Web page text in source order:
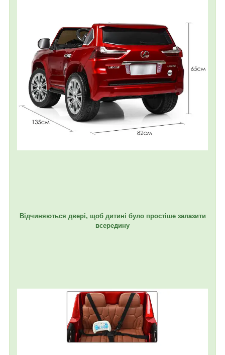
Відчиняються двері, щоб дитині було простіше залазити
всередину